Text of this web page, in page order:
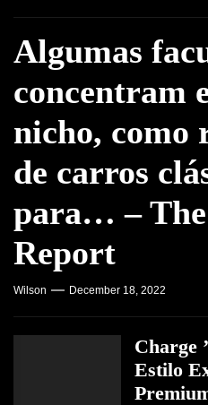
Algumas
concentram
nicho, como
de carros
para… –
Report
Wilson December 18, 2022
Charge
Estilo